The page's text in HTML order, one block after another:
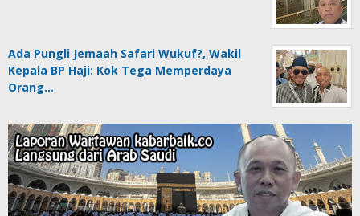
Ada Pungli Jemaah Safari Wukuf?, Wakil
Kepala BP Haji: Kok Tega Memperdaya
Orang…